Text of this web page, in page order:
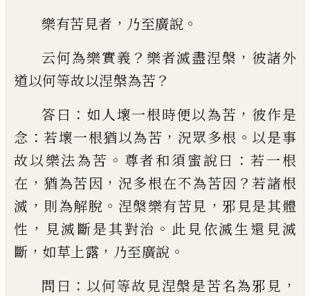
樂有苦見者 ， 乃至廣說 。
云何為樂實義 ？ 樂者滅盡涅槃 ， 彼諸外
道以何等故以涅槃為苦？
答曰 ： 如人壞一根時便以為苦 ， 彼作是
念 ：若壞一根猶以為苦 ， 況眾多根 。 以是事
故以樂法為苦 。 尊者和須蜜說曰 ： 若一根
在 ，猶為苦因 ， 況多根在不為苦因 ？若諸根
滅 ， 則為解脫 。 涅槃樂有苦見 ， 邪 見是其體
性 ， 見滅斷是其對治 。 此見依滅生還見滅
斷 ， 如草上露 ， 乃至廣說 。
問曰 ： 以何等故見涅槃是苦名為邪見 ，